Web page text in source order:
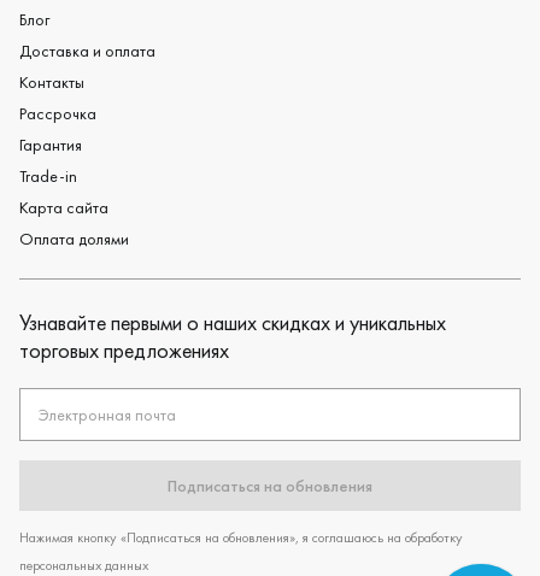
Блог
Доставка и оплата
Контакты
Рассрочка
Гарантия
Trade-in
Карта сайта
Оплата долями
Узнавайте первыми о наших скидках и уникальных
торговых предложениях
Электронная почта
Подписаться на обновления
Нажимая кнопку «Подписаться на обновления», я соглашаюсь на обработку
персональных данных